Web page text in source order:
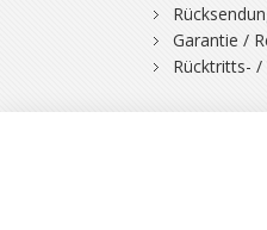
Garantie /
Rücktritts- /